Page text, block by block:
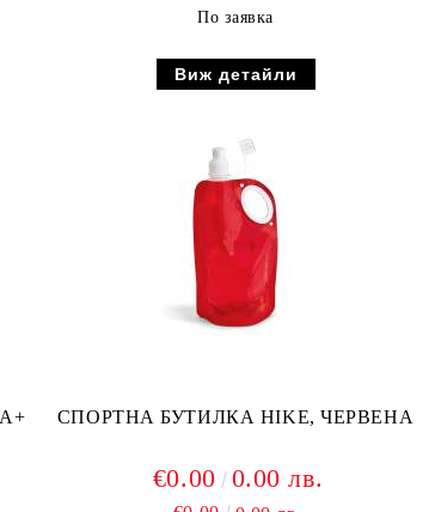
По заявка
Виж детайли
СПОРТНА БУТИЛКА HIKE, ЧЕРВЕНА
€0.00 0.00 лв.